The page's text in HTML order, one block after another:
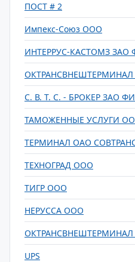
ПОСТ # 2
Импекс-Союз ООО
ИНТЕРРУС-КАСТОМЗ ЗАО
С. В. Т. С. - БРОКЕР ЗАО
ТАМОЖЕННЫЕ УСЛУГИ
ТЕРМИНАЛ ОАО
ТЕХНОГРАД ООО
ТИГР ООО
НЕРУССА ООО
UPS